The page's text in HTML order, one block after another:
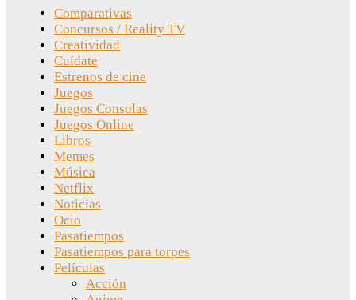
Comparativas
Concursos / Reality TV
Creatividad
Cuídate
Estrenos de cine
Juegos
Juegos Consolas
Juegos Online
Libros
Memes
Música
Netflix
Noticias
Ocio
Pasatiempos
Pasatiempos para torpes
Películas
Acción